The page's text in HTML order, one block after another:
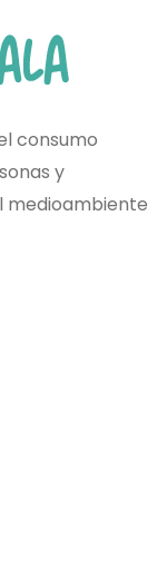
consumo
y
medioambiente